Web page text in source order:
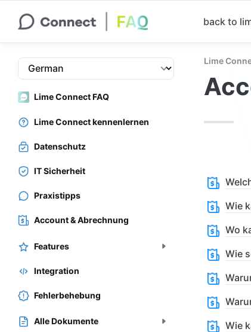
back to
Lime Connect FAQ
Lime Connect kennenlernen
Datenschutz
IT Sicherheit
Praxistipps
Account & Abrechnung
Features
Integration
Fehlerbehebung
Alle Dokumente
Lime
Wie
Wo
Wie
Wie